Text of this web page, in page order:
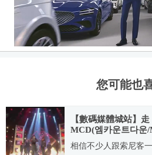
您可能也
【數碼媒體城站】
MCD(엠카운트다운
榜)(參加錄影方法
相信不少人跟索尼客